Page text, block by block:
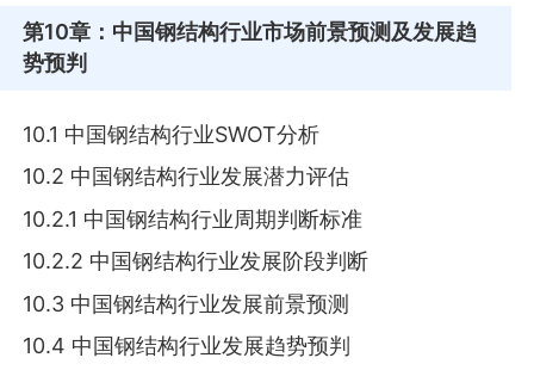
第10章 ：中国钢结构行业市场前景预测及发展趋
势预判
10.1 中国钢结构行业SWOT分析
10.2 中国钢结构行业发展潜力评估
10.2.1 中国钢结构行业周期判断标准
10.2.2 中国钢结构行业发展阶段判断
10.3 中国钢结构行业发展前景预测
10.4 中国钢结构行业发展趋势预判